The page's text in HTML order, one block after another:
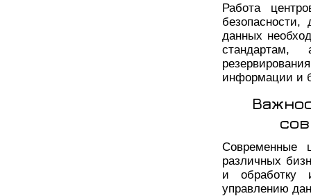
Работа
данных
стандартам,
информации и
Современные
различных
и обработку
управлению